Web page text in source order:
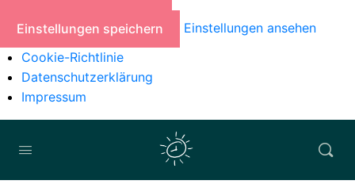
Einstellungen speichern
Einstellungen ansehen
Cookie-Richtlinie
Datenschutzerklärung
Impressum